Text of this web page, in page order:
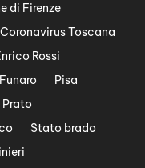
di Firenze
Coronavirus Toscana
Rossi
Pisa
Stato brado